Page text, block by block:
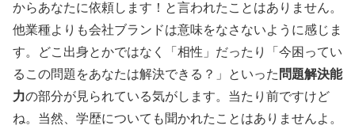
からあなたに依頼します！と言われたことはありません。
他業種よりも会社ブランドは意味をなさないように感じま
す。どこ出身とかではなく「相性」だったり「今困ってい
るこの問題をあなたは解決できる？」といった 問題解決能
力の部分が見られている気がします。当たり前ですけど
ね。当然、学歴についても聞かれたことはありませんよ。